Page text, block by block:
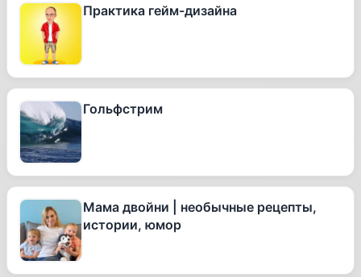
Практика гейм-дизайна
Гольфстрим
Мама двойни | необычные рецепты,
истории, юмор